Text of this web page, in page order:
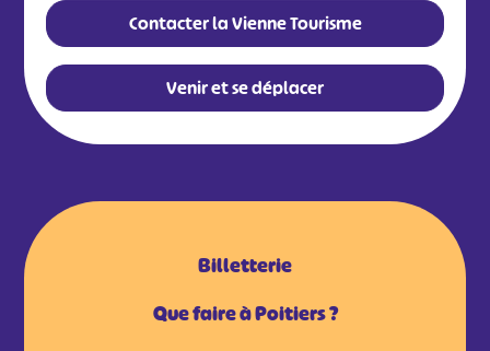
Contacter la Vienne Tourisme
Venir et se déplacer
Billetterie
Que faire à Poitiers ?